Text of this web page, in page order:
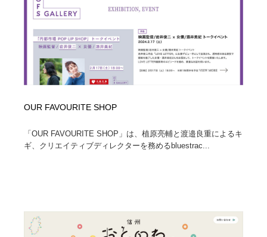
OUR FAVOURITE SHOP
「OUR FAVOURITE SHOP」は、植原亮輔と渡邉良重によるキ
ギ、クリエイティブディレクターを務めるbluestrac...